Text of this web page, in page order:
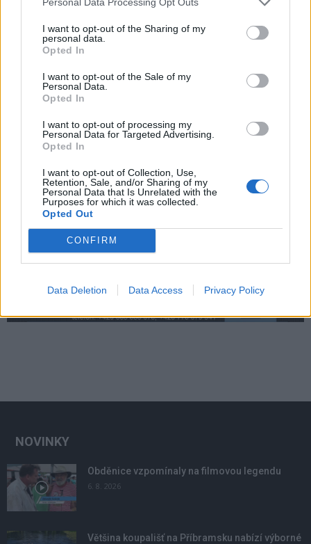
I want to opt-out of the Sharing of my
personal data.
Opted In
I want to opt-out of the Sale of my
Personal Data.
Opted In
I want to opt-out of processing my
Personal Data for Targeted Advertising.
Opted In
I want to opt-out of Collection, Use,
Retention, Sale, and/or Sharing of my
Personal Data that Is Unrelated with the
Purposes for which it was collected.
Opted Out
CONFIRM
Data Deletion Data Access Privacy Policy
jezdců
Rozhovory
Daniel Rosenbaum potřeboval změnit
říká jeho otec
volejbalistů i změny v týmu. Cílem zůstává
play off
NOVINKY
Obděnice vzpomínaly na filmovou legendu
6. 8. 2026
Většina koupališť na Příbramsku nabízí výborné